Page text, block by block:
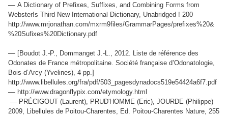
— A Dictionary of Prefixes, Suffixes, and Combining Forms from
Webster!s Third New International Dictionary, Unabridged ! 200
http://www.mrjonathan.com/mxrm9files/GrammarPages/prefixes%20&
%20Sufixes%20Dictionary.pdf
— [Boudot J.-P., Dommanget J.-L., 2012. Liste de référence des
Odonates de France métropolitaine. Société française d’Odonatologie,
Bois-d’Arcy (Yvelines), 4 pp.]
http://www.libellules.org/fra/pdf/503_pagesdynadocs519e54424a6f7.pdf
— http://www.dragonflypix.com/etymology.html
— PRÉCIGOUT (Laurent), PRUD'HOMME (Eric), JOURDE (Philippe)
2009, Libellules de Poitou-Charentes, Ed. Poitou-Charentes Nature, 255